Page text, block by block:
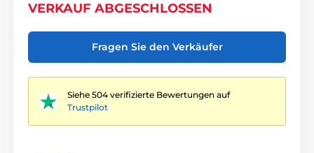
VERKAUF ABGESCHLOSSEN
Fragen Sie den Verkäufer
Siehe 504 verifizierte Bewertungen auf
Trustpilot